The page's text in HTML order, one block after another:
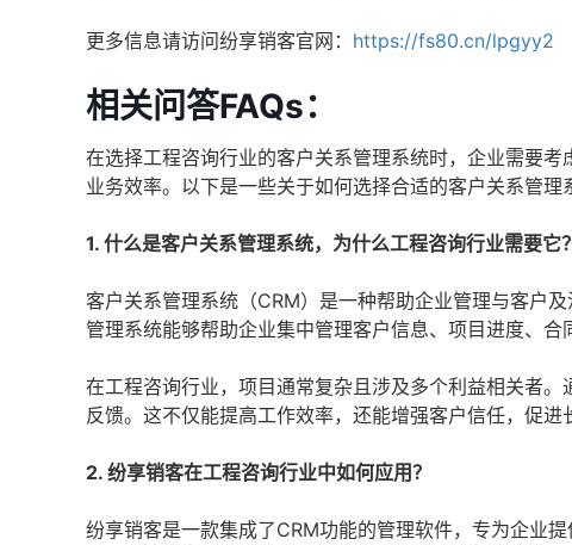
更多信息请访问纷享销客官网： https://fs80.cn/lpgyy2
相关问答FAQs：
在选择工程咨询行业的客户关系管理系统时，企业需要
业务效率。以下是一些关于如何选择合适的客户关系管理
1. 什么是客户关系管理系统，为什么工程咨询行业需要它？
客户关系管理系统（CRM）是一种帮助企业管理与客户
管理系统能够帮助企业集中管理客户信息、项目进度、合
在工程咨询行业，项目通常复杂且涉及多个利益相关者
反馈。这不仅能提高工作效率，还能增强客户信任，促进
2. 纷享销客在工程咨询行业中如何应用？
纷享销客是一款集成了CRM功能的管理软件，专为企业